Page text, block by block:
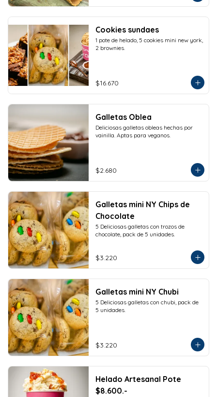
Cookies sundaes
1 pote de helado, 5 cookies mini new york,
2 brownies.
$16.670
Galletas Oblea
Deliciosas galletas obleas hechas por
vainilla. Aptas para veganos.
$2.680
Galletas mini NY Chips de
Chocolate
5 Deliciosas galletas con trozos de
chocolate, pack de 5 unidades.
$3.220
Galletas mini NY Chubi
5 Deliciosas galletas con chubi, pack de
5 unidades.
$3.220
Helado Artesanal Pote
$8.600.-